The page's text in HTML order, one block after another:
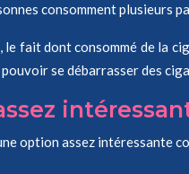
consomment plusieurs
fait dont consommé de la
se débarrasser des
option assez intéressante